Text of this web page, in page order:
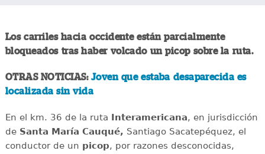
Los carriles hacia occidente están parcialmente
bloqueados tras haber volcado un picop sobre la ruta.
OTRAS NOTICIAS:Joven que estaba desaparecida es
localizada sin vida
En el km. 36 de la ruta Interamericana, en jurisdicción
de Santa María Cauqué, Santiago Sacatepéquez, el
conductor de un picop, por razones desconocidas,